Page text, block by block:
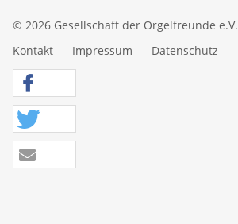
© 2026 Gesellschaft der Orgelfreunde e.V.
Kontakt
Impressum Datenschutz